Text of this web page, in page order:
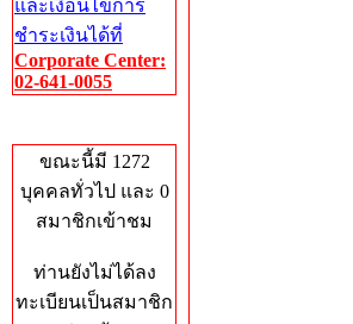
และเงื่อนไขการ
ชำระเงินได้ที่
Corporate Center:
02-641-0055
ขณะนี้มี 1272
บุคคลทั่วไป และ 0
สมาชิกเข้าชม
ท่านยังไม่ได้ลง
ทะเบียนเป็นสมาชิก